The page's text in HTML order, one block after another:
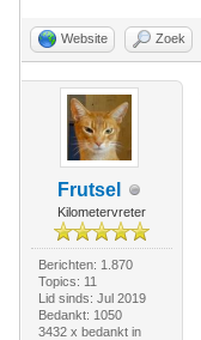
Website Zoek
Frutsel
Kilometervreter
Berichten: 1.870
Topics: 11
Lid sinds: Jul 2019
Bedankt: 1050
3432 x bedankt in